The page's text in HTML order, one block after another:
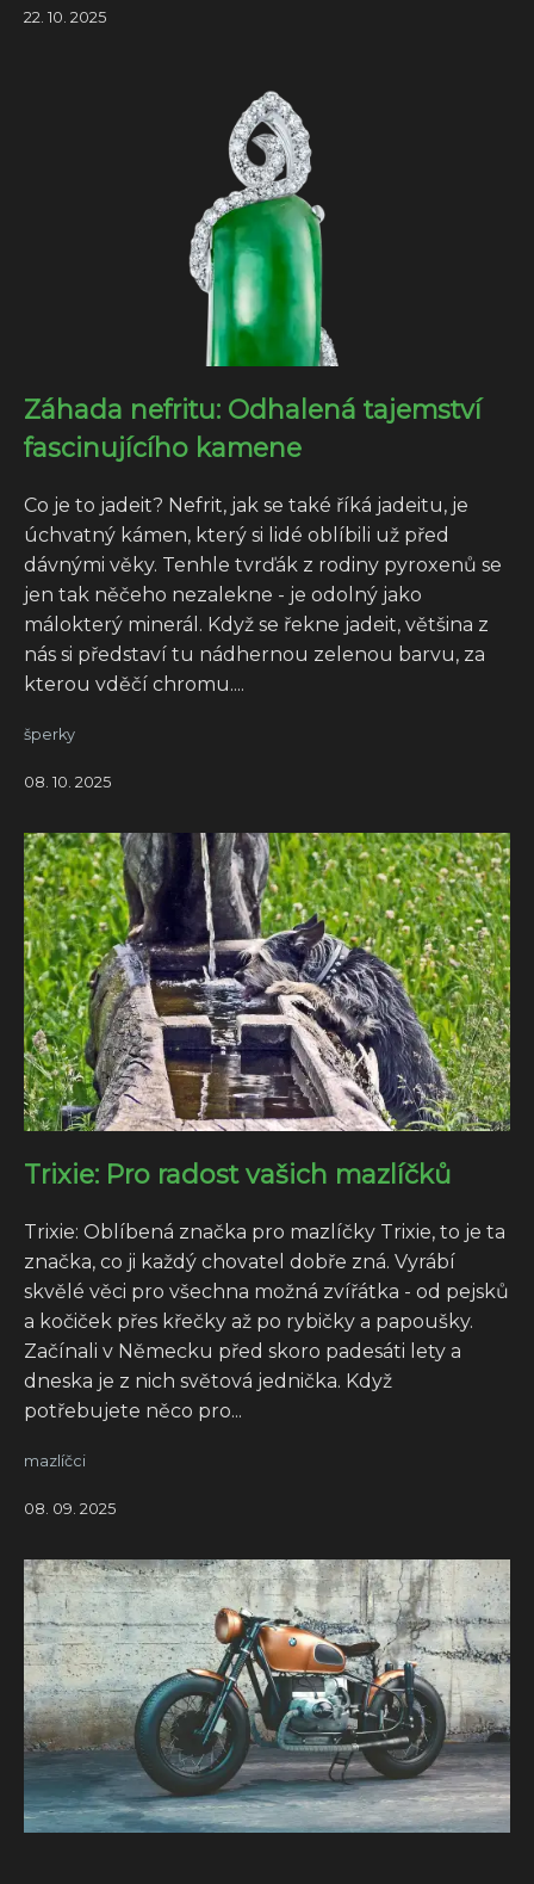
22. 10. 2025
Záhada nefritu: Odhalená tajemství
fascinujícího kamene
Co je to jadeit? Nefrit, jak se také říká jadeitu, je
úchvatný kámen, který si lidé oblíbili už před
dávnými věky. Tenhle tvrďák z rodiny pyroxenů se
jen tak něčeho nezalekne - je odolný jako
málokterý minerál. Když se řekne jadeit, většina z
nás si představí tu nádhernou zelenou barvu, za
kterou vděčí chromu....
šperky
08. 10. 2025
Trixie: Pro radost vašich mazlíčků
Trixie: Oblíbená značka pro mazlíčky Trixie, to je ta
značka, co ji každý chovatel dobře zná. Vyrábí
skvělé věci pro všechna možná zvířátka - od pejsků
a kočiček přes křečky až po rybičky a papoušky.
Začínali v Německu před skoro padesáti lety a
dneska je z nich světová jednička. Když
potřebujete něco pro...
mazlíčci
08. 09. 2025